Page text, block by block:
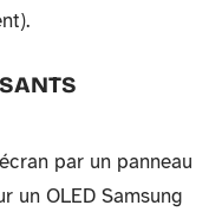
par un panneau
un OLED Samsung